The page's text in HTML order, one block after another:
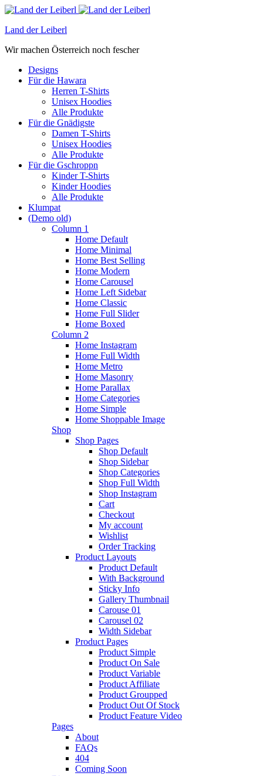
Land der Leiberl
Wir machen Österreich noch fescher
Designs
Für die Hawara
Herren T-Shirts
Unisex Hoodies
Alle Produkte
Für die Gnädigste
Damen T-Shirts
Unisex Hoodies
Alle Produkte
Für die Gschroppn
Kinder T-Shirts
Kinder Hoodies
Alle Produkte
Klumpat
(Demo old)
Column 1
Home Default
Home Minimal
Home Best Selling
Home Modern
Home Carousel
Home Left Sidebar
Home Classic
Home Full Slider
Home Boxed
Column 2
Home Instagram
Home Full Width
Home Metro
Home Masonry
Home Parallax
Home Categories
Home Simple
Home Shoppable Image
Shop
Shop Pages
Shop Default
Shop Sidebar
Shop Categories
Shop Full Width
Shop Instagram
Cart
Checkout
My account
Wishlist
Order Tracking
Product Layouts
Product Default
With Background
Sticky Info
Gallery Thumbnail
Carouse 01
Carousel 02
Width Sidebar
Product Pages
Product Simple
Product On Sale
Product Variable
Product Affiliate
Product Groupped
Product Out Of Stock
Product Feature Video
Pages
About
FAQs
404
Coming Soon